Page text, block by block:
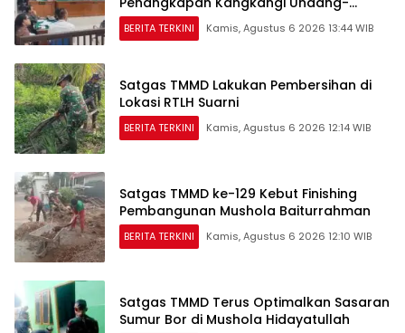
Undang
BERITA TERKINI Kamis, Agustus 6 2026 13:44 WIB
Satgas TMMD Lakukan Pembersihan di
Lokasi RTLH Suarni
BERITA TERKINI Kamis, Agustus 6 2026 12:14 WIB
Satgas TMMD ke-129 Kebut Finishing
Pembangunan Mushola Baiturrahman
BERITA TERKINI Kamis, Agustus 6 2026 12:10 WIB
Satgas TMMD Terus Optimalkan Sasaran
Sumur Bor di Mushola Hidayatullah